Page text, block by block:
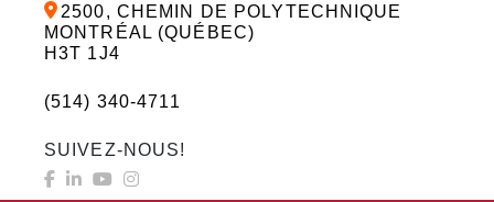
2500, CHEMIN DE POLYTECHNIQUE
MONTRÉAL (QUÉBEC)
H3T 1J4
(514) 340-4711
SUIVEZ-NOUS!